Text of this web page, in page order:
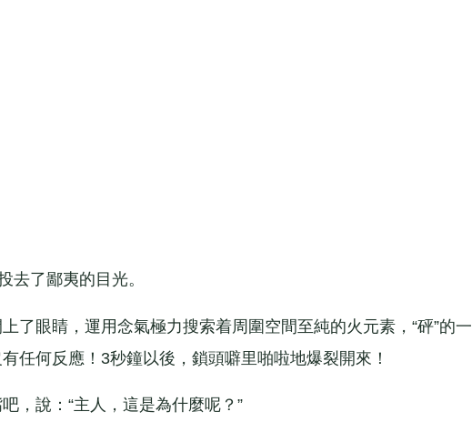
了鄙夷的目光。
眼睛，運用念氣極力搜索着周圍空間至純的火元素，“砰”的一
任何反應！3秒鐘以後，鎖頭噼里啪啦地爆裂開來！
說：“主人，這是為什麼呢？”